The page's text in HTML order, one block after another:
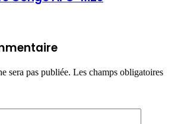
sera pas publiée. Les champs obligatoires